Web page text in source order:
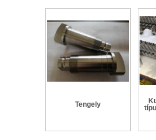
Tengely